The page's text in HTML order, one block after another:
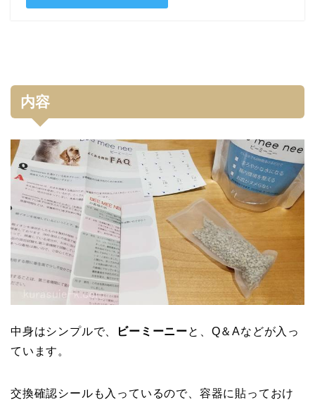
内容
中身はシンプルで、 ビーミーニーと、Q＆Aなどが入っ
ています。
交換確認シールも入っているので、容器に貼っておけ